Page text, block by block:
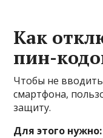
Как
пин-
Чтобы не
смартфона,
защиту.
Для этого нужно: